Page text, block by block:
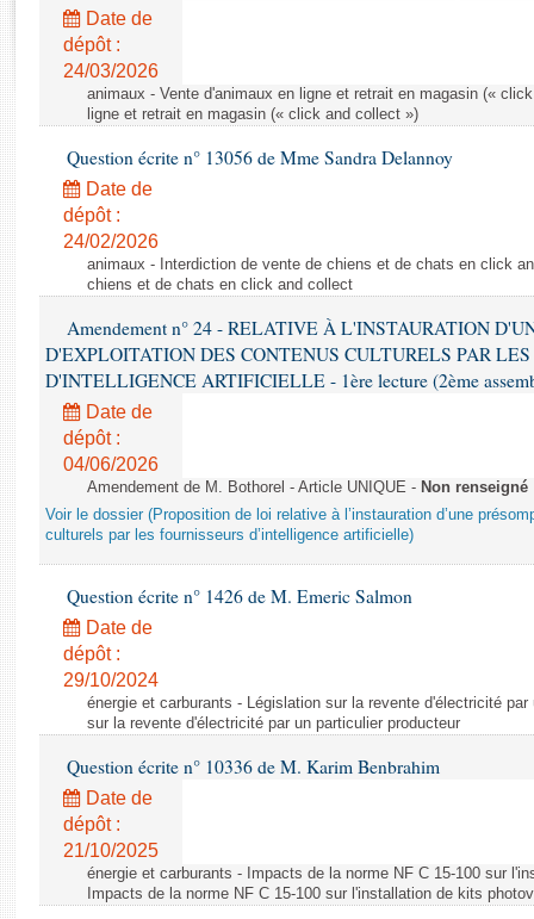
Rapports législatifs
Rapports sur l'application des lois
Baromètre de l’application des lois
Dossiers législatifs
Budget et sécurité sociale
Questions écrites et orales
Comptes rendus des débats
Date de
dépôt :
24/03/2026
animaux - Vente d'animaux en ligne et retrait en magasin («
ligne et retrait en magasin (« click and collect »)
Question écrite n° 13056 de Mme Sandra Delannoy
Date de
dépôt :
24/02/2026
animaux - Interdiction de vente de chiens et de chats en click
chiens et de chats en click and collect
Amendement n° 24 - RELATIVE À L'INSTAURATION
D'EXPLOITATION DES CONTENUS CULTURELS PAR LES
D'INTELLIGENCE ARTIFICIELLE - 1ère lecture (2ème
Date de
dépôt :
04/06/2026
Amendement de M. Bothorel - Article UNIQUE - Non renseigné
Voir le dossier (Proposition de loi relative à l’instauration d’une
culturels par les fournisseurs d’intelligence artificielle)
Question écrite n° 1426 de M. Emeric Salmon
Date de
dépôt :
29/10/2024
énergie et carburants - Législation sur la revente d'électricité
sur la revente d'électricité par un particulier producteur
Question écrite n° 10336 de M. Karim Benbrahim
Date de
dépôt :
21/10/2025
énergie et carburants - Impacts de la norme NF C 15-100 sur
Impacts de la norme NF C 15-100 sur l'installation de kits